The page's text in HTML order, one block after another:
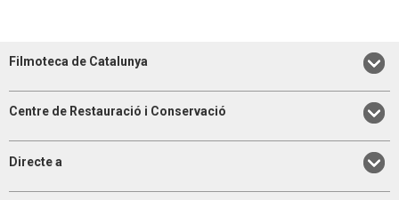
Filmoteca de Catalunya
Centre de Restauració i Conservació
Directe a